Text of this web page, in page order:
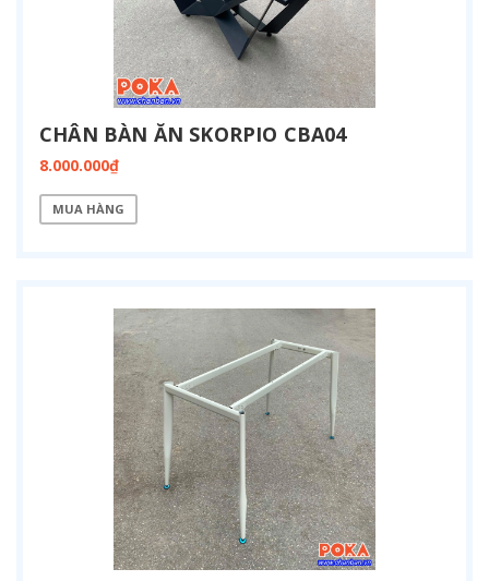
CHÂN BÀN ĂN SKORPIO CBA04
8.000.000₫
MUA HÀNG